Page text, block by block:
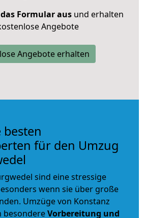
Formular ausund erhalten
Angebote
Angebote erhalten
für den Umzug
sind eine stressige
wenn sie über große
Umzüge von Konstanz
besondereVorbereitung und